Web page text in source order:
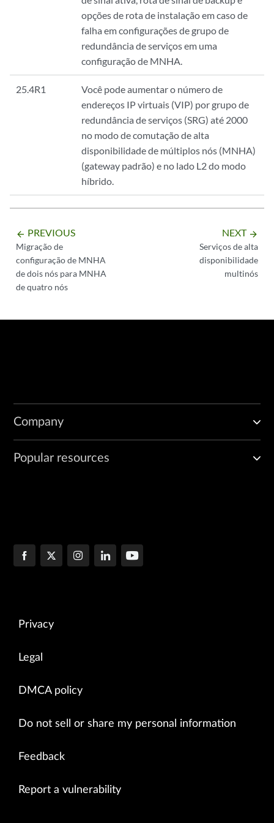
user@host# set chassis high-availability services-redundancy-
user@host# set chassis high-availability services-redundancy-
user@host# set chassis high-availability services-redundancy-
user@host# set chassis high-availability services-redundancy-
user@host# set chassis high-availability services-redundancy-
user@host# set chassis high-availability services-redundancy-group
opções de rota de instalação em caso de
falha em configurações de grupo de
redundância de serviços em uma
configuração de MNHA.
25.4R1
Você pode aumentar o número de
endereços IP virtuais (VIP) por grupo de
redundância de serviços (SRG) até 2000
no modo de comutação de alta
disponibilidade de múltiplos nós (MNHA)
(gateway padrão) e no lado L2 do modo
híbrido.
arrow_backward PREVIOUS
Migração de
configuração de MNHA
de dois nós para MNHA
de quatro nós
NEXT arrow_forward
Serviços de alta
disponibilidade
multinós
Company
Popular resources
Privacy
Legal
DMCA policy
Do not sell or share my personal information
Feedback
Report a vulnerability